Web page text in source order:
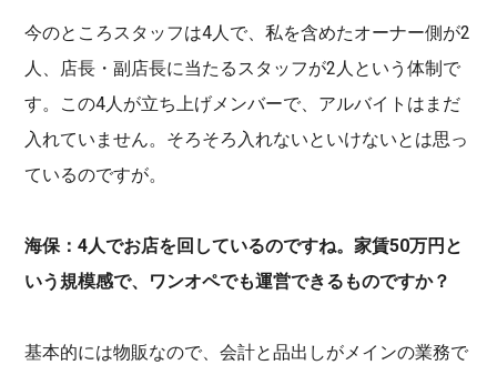
今のところスタッフは4人で、私を含めたオーナー側が2
人、店長・副店長に当たるスタッフが2人という体制で
す。この4人が立ち上げメンバーで、アルバイトはまだ
入れていません。そろそろ入れないといけないとは思っ
ているのですが。
海保：4人でお店を回しているのですね。家賃50万円と
いう規模感で、ワンオペでも運営できるものですか？
基本的には物販なので、会計と品出しがメインの業務で